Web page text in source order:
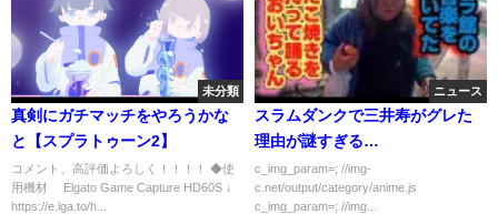
未分類
真剣にガチマッチをやろうかな
と【スプラトゥーン2】
コメント、高評価よろしく！！！！ ◆使
用機材 Elgato Game Capture HD60S ↓
https://e.lga.to/h...
ニュース
スラムダンクで三井寿がグレた
理由が謎すぎる…
c_img_param=; //img-
c.net/output/category/anime.js
c_img_param=; //img...